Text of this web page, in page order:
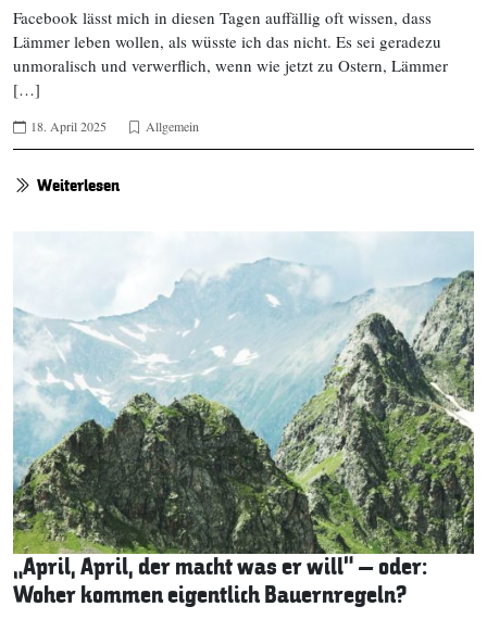
Facebook lässt mich in diesen Tagen auffällig oft wissen, dass
Lämmer leben wollen, als wüsste ich das nicht. Es sei geradezu
unmoralisch und verwerflich, wenn wie jetzt zu Ostern, Lämmer
[…]
18. April 2025 Allgemein
Weiterlesen
„April, April, der macht was er will“ – oder:
Woher kommen eigentlich Bauernregeln?